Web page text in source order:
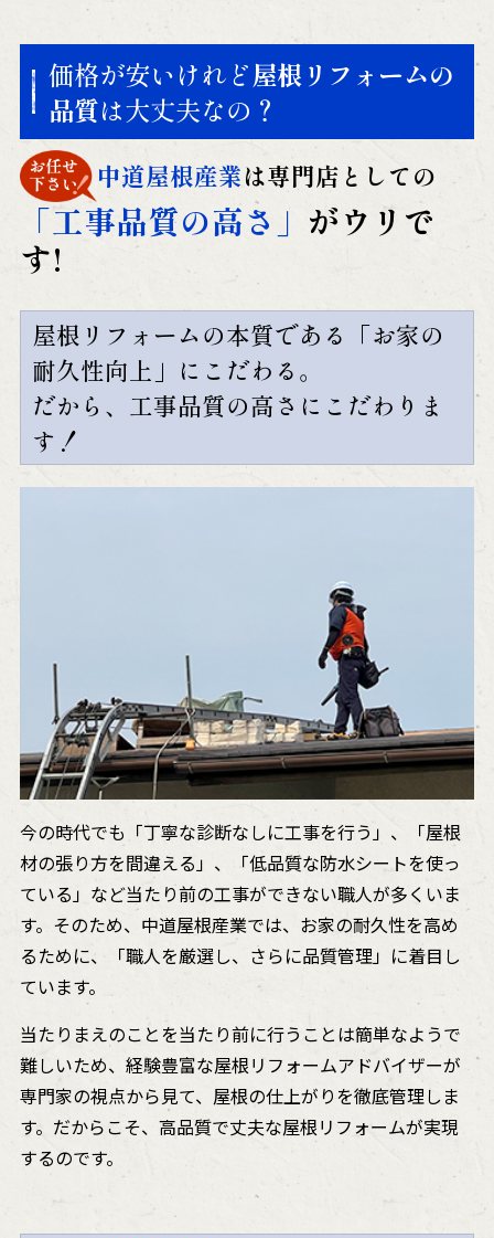
価格が安いけれど屋根リフォームの
品質は大丈夫なの？
中道屋根産業は専門店としての
「工事品質の高さ」 がウリで
す!
屋根リフォームの本質である「お家の
耐久性向上」にこだわる。
だから、工事品質の高さにこだわりま
す！
今の時代でも「丁寧な診断なしに工事を行う」、「屋根
材の張り方を間違える」、「低品質な防水シートを使っ
ている」など当たり前の工事ができない職人が多くいま
す。そのため、中道屋根産業では、お家の耐久性を高め
るために、「職人を厳選し、さらに品質管理」に着目し
ています。
当たりまえのことを当たり前に行うことは簡単なようで
難しいため、経験豊富な屋根リフォームアドバイザーが
専門家の視点から見て、屋根の仕上がりを徹底管理しま
す。だからこそ、高品質で丈夫な屋根リフォームが実現
するのです。